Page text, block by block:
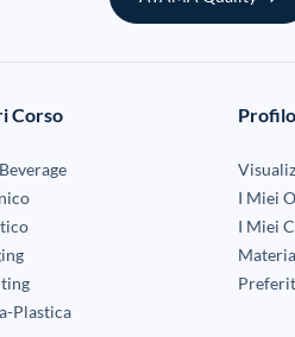
Corso
Plastica
Profilo
I Miei
I Miei